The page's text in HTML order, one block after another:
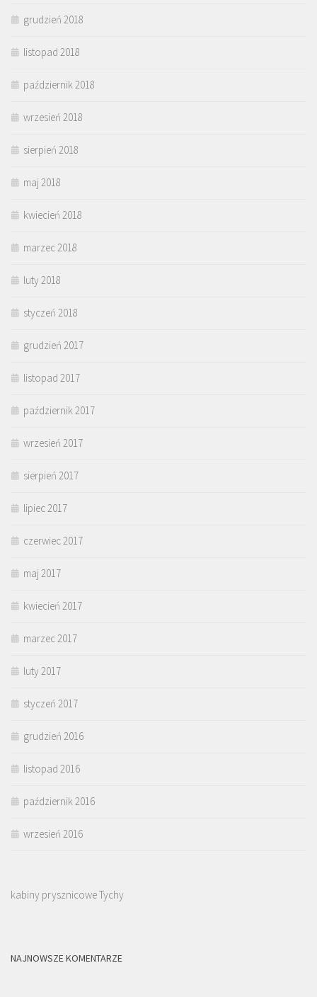
grudzień 2018
listopad 2018
październik 2018
wrzesień 2018
sierpień 2018
maj 2018
kwiecień 2018
marzec 2018
luty 2018
styczeń 2018
grudzień 2017
listopad 2017
październik 2017
wrzesień 2017
sierpień 2017
lipiec 2017
czerwiec 2017
maj 2017
kwiecień 2017
marzec 2017
luty 2017
styczeń 2017
grudzień 2016
listopad 2016
październik 2016
wrzesień 2016
kabiny prysznicowe Tychy
NAJNOWSZE KOMENTARZE